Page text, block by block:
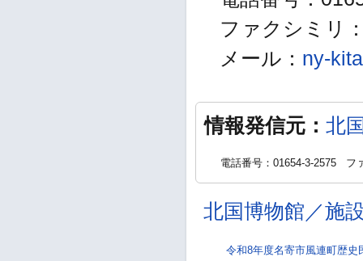
ファクシミリ
メール： ny-
情報発信元： 北
電話番号：01654-3-2575 フ
北国博物館／施
令和8年度名寄市風連町歴